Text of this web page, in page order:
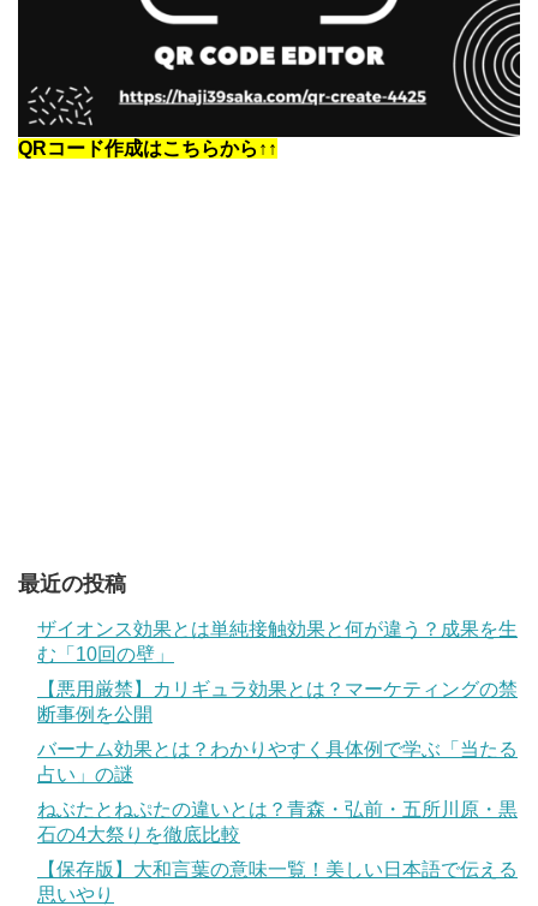
QRコード作成はこちらから↑↑
最近の投稿
ザイオンス効果とは単純接触効果と何が違う？成果を生
む「10回の壁」
【悪用厳禁】カリギュラ効果とは？マーケティングの禁
断事例を公開
バーナム効果とは？わかりやすく具体例で学ぶ「当たる
占い」の謎
ねぶたとねぷたの違いとは？青森・弘前・五所川原・黒
石の4大祭りを徹底比較
【保存版】大和言葉の意味一覧！美しい日本語で伝える
思いやり